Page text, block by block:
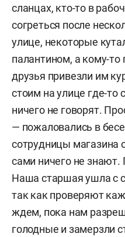
сланцах, кто-то в
согреться после
улице, некоторые
палантином, а кому-то
друзья привезли им
стоим на улице где-то
ничего не говорят.
— пожаловались в
сотрудницы
сами ничего не знают.
Наша старшая ушла с
так как проверяют
ждем, пока нам
голодные и замерзли